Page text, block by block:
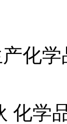
学
化学